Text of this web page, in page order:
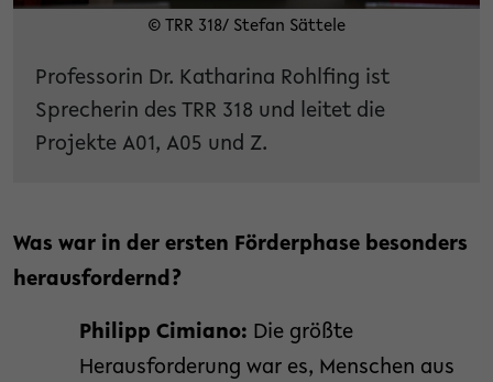
© TRR 318/ Stefan Sättele
Professorin Dr. Katharina Rohlfing ist
Sprecherin des TRR 318 und leitet die
Projekte A01, A05 und Z.
Was war in der ersten Förderphase besonders
herausfordernd?
Philipp Cimiano: Die größte
Herausforderung war es, Menschen aus